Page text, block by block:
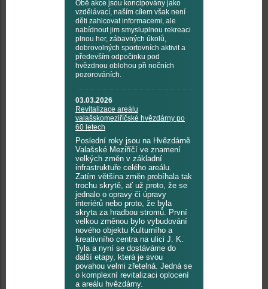
Obě akce jsou koncipovány jako
vzdělávací, naším cílem však není
děti zahlcovat informacemi, ale
nabídnout jim smysluplnou rekreaci
plnou her, zábavných úkolů,
dobrovolných sportovních aktivit a
především odpočinku pod
hvězdnou oblohou při nočních
pozorováních.
03.03.2026
Revitalizace areálu
valašskomeziříčské hvězdárny po
60 letech
Poslední roky jsou na Hvězdárně
Valašské Meziříčí ve znamení
velkých změn v základní
infrastruktuře celého areálu.
Zatím většina změn probíhala tak
trochu skrytě, ať už proto, že se
jednalo o opravy či úpravy
interiérů nebo proto, že byla
skryta za hradbou stromů. První
velkou změnou bylo vybudování
nového objektu Kulturního a
kreativního centra na ulici J. K.
Tyla a nyní se dostáváme do
další etapy, která je svou
povahou velmi zřetelná. Jedná se
o komplexní revitalizaci oplocení
a areálu hvězdárny.